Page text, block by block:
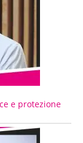
e protezione